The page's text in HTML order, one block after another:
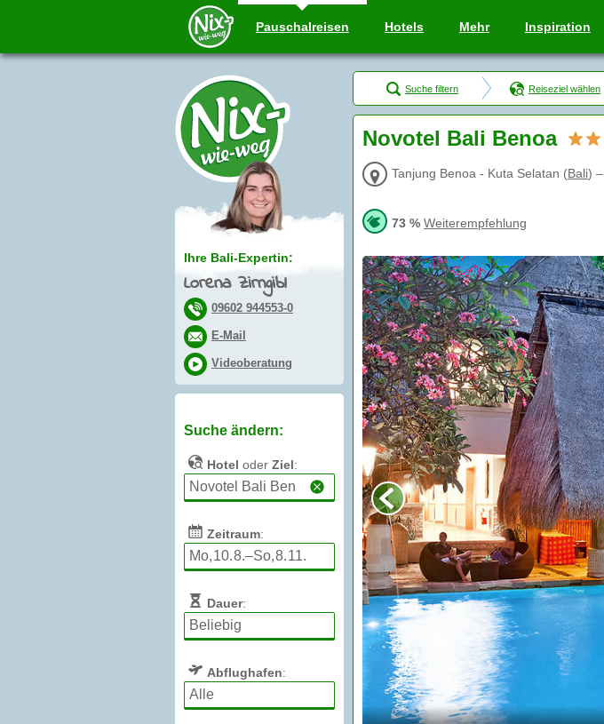
Pauschalreisen Hotels Mehr Inspiration
Ihre Bali-Expertin:
Lorena Zirngibl
09602 944553-0
E-Mail
Videoberatung
Suche ändern:
Hotel oder Ziel:
Zeitraum:
Dauer:
Abflughafen:
Suche filtern Reiseziel wählen
Novotel Bali Benoa
Tanjung Benoa - Kuta Selatan (Bali) –
73 % Weiterempfehlung